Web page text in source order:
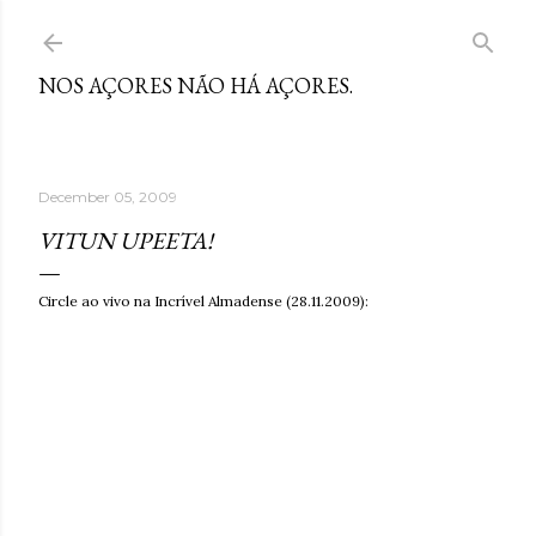
NOS AÇORES NÃO HÁ AÇORES.
December 05, 2009
VITUN UPEETA!
Circle ao vivo na Incrível Almadense (28.11.2009):